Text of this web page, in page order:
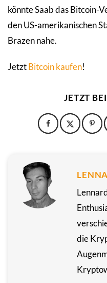
könnte Saab das Bitcoin-
den US-amerikanischen
Brazen nahe.
JetztBitcoin kaufen!
JETZT
die